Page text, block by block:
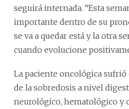
seguirá internada. “Esta
importante dentro de su
se va a quedar está y la otra
cuando evolucione
La paciente oncológica sufrió
de la sobredosis a nivel
neurológico, hematológico y